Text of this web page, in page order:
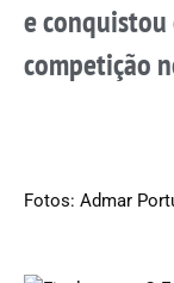
e
competição
Fotos: Admar